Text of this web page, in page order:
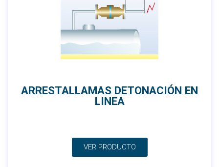
ARRESTALLAMAS DETONACIÓN EN
LINEA
VER PRODUCTO